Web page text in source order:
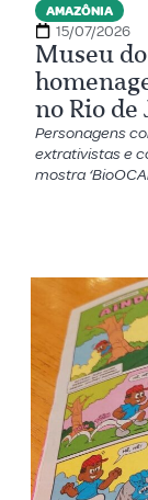
AMAZÔNIA
15/07/2026
Museu
no Rio de
Personagens
extrativistas e
mostra